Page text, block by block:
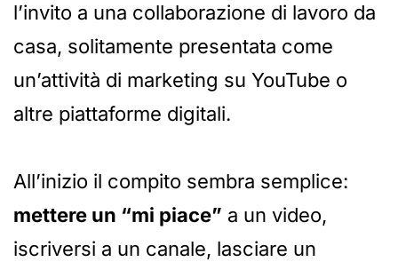
l’invito a una collaborazione di lavoro da
casa, solitamente presentata come
un’attività di marketing su YouTube o
altre piattaforme digitali.
All’inizio il compito sembra semplice:
mettere un “mi piace” a un video,
iscriversi a un canale, lasciare un